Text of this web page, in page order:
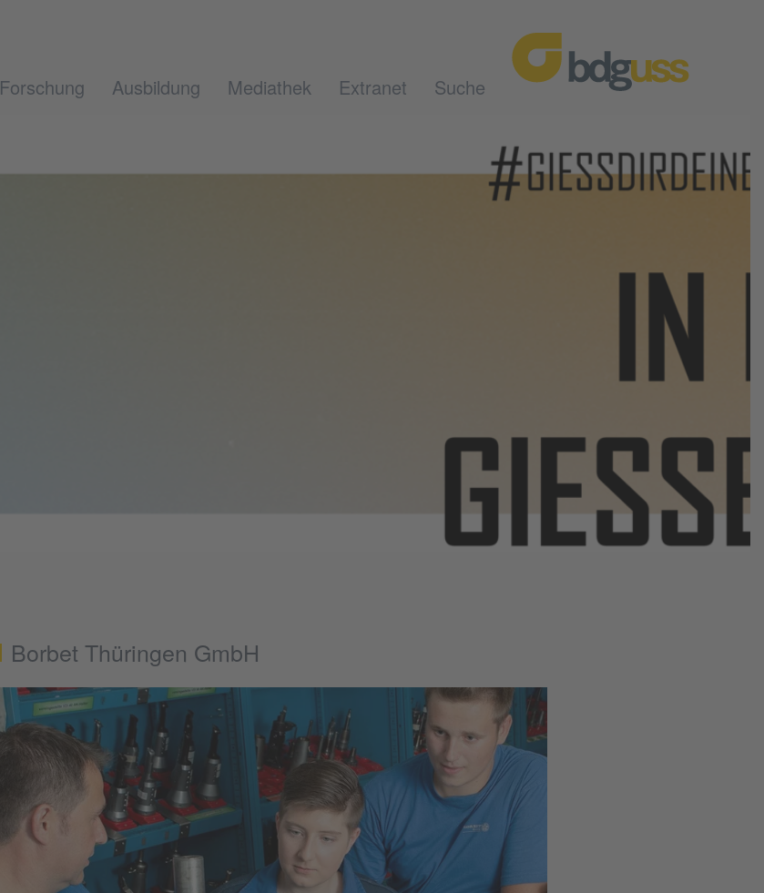
Forschung Ausbildung Mediathek Extranet Suche
Borbet Thüringen GmbH